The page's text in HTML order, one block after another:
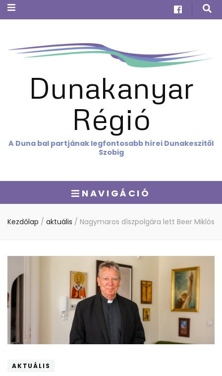
Dunakanyar
Régió
A Duna bal partjának legfontosabb hírei Dunakeszitől
Szobig
NAVIGÁCIÓ
Kezdőlap / aktuális / Nagymaros díszpolgára lett Beer Miklós
AKTUÁLIS